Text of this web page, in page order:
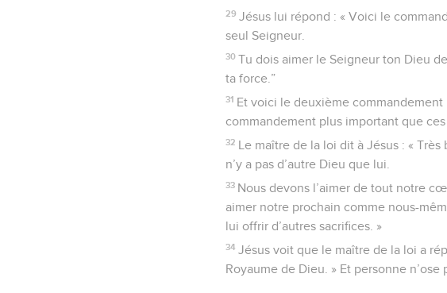
29 Jésus lui répond : « Voici le
seul Seigneur.
30 Tu dois aimer le Seigneur ton Dieu
ta force.”
31 Et voici le deuxième commandement
commandement plus important que ces
32 Le maître de la loi dit à Jésus : «
n’y a pas d’autre Dieu que lui.
33 Nous devons l’aimer de tout notre
aimer notre prochain comme nous-
lui offrir d’autres sacrifices. »
34 Jésus voit que le maître de la loi a
Royaume de Dieu. » Et personne n’ose